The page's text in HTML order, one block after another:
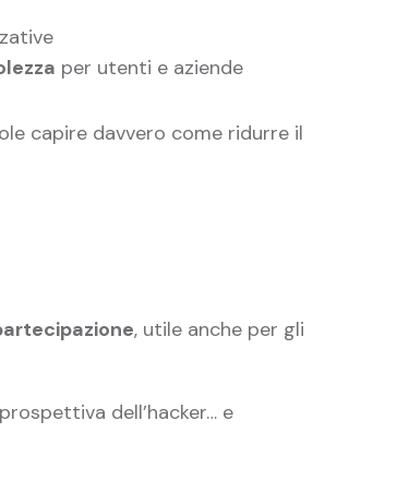
per utenti e aziende
capire davvero come ridurre il
, utile anche per gli
dell’hacker… e